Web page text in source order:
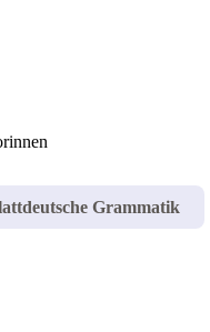
Grammatik